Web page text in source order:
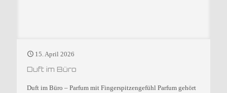
15. April 2026
Duft im Büro
Duft im Büro – Parfum mit Fingerspitzengefühl Parfum gehört